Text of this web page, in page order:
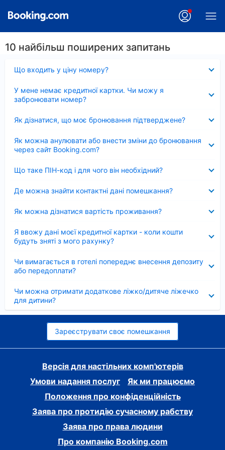
10 найбільш поширених запитань
Що входить у ціну номеру?
У мене немає кредитної картки. Чи можу я
забронювати номер?
Як дізнатися, що моє бронювання підтверджене?
Як можна анулювати або внести зміни до бронювання
через сайт Booking.com?
Що таке ПІН-код і для чого він необхідний?
Де можна знайти контактні дані помешкання?
Як можна дізнатися вартість проживання?
Я ввожу дані моєї кредитної картки - коли кошти
будуть зняті з мого рахунку?
Чи вимагається в готелі попереднє внесення депозиту
або передоплати?
Чи можна отримати додаткове ліжко/дитяче ліжечко
для дитини?
Зареєструвати своє помешкання
Версія для настільних комп'ютерів
Умови надання послуг
Як ми працюємо
Положення про конфіденційність
Заява про протидію сучасному рабству
Заява про права людини
Про компанію Booking.com